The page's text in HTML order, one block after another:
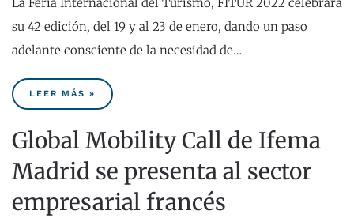
La Feria Internacional del Turismo, FITUR 2022 celebrará
su 42 edición, del 19 y al 23 de enero, dando un paso
adelante consciente de la necesidad de…
LEER MÁS »
Global Mobility Call de Ifema
Madrid se presenta al sector
empresarial francés